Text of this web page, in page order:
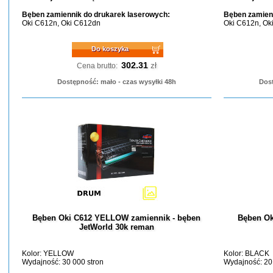
Bęben zamiennik do drukarek laserowych:
Oki C612n, Oki C612dn
Do koszyka
Cena brutto: 302.31 zł
Dostępność: mało - czas wysyłki 48h
Bęben
Oki C612n,
Bęben Oki C612 YELLOW zamiennik - bęben
JetWorld 30k reman
Kolor: YELLOW
Wydajność: 30 000 stron
Bęben
Kolor: BLACK
Wydajność: